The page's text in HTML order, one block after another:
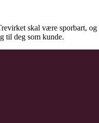
skal være sporbart,
til deg som kunde.